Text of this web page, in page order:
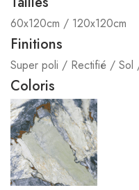
60x120cm / 120x120cm
Finitions
Super poli / Rectifié / Sol
Coloris